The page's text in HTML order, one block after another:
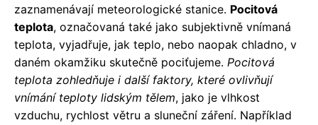
zaznamenávají meteorologické stanice. Pocitová
teplota, označovaná také jako subjektivně vnímaná
teplota, vyjadřuje, jak teplo, nebo naopak chladno, v
daném okamžiku skutečně pociťujeme. Pocitová
teplota zohledňuje i další faktory, které ovlivňují
vnímání teploty lidským tělem, jako je vlhkost
vzduchu, rychlost větru a sluneční záření. Například